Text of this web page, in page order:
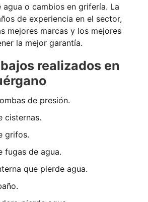
o cambios en grifería. La
de experiencia en el sector,
mejores marcas y los mejores
la mejor garantía.
realizados en
de presión.
cisternas.
grifos.
fugas de agua.
que pierde agua.